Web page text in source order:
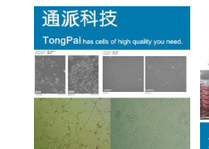
(A549细胞)